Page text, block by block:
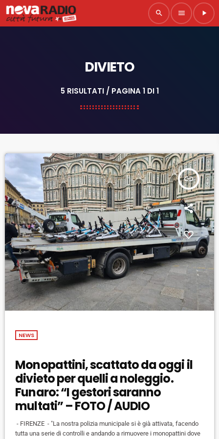
search menu play_arrow
DIVIETO
5 RISULTATI / PAGINA 1 DI 1
insert_link
NEWS
Monopattini, scattato da oggi il
divieto per quelli a noleggio.
Funaro: “I gestori saranno
multati” – FOTO / AUDIO
- FIRENZE - "La nostra polizia municipale si è già attivata, facendo
tutta una serie di controlli e andando a rimuovere i monopattini dove